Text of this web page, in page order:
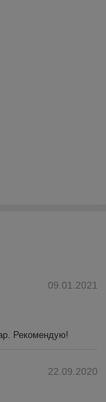
09.01.2021
Рекомендую!
22.09.2020